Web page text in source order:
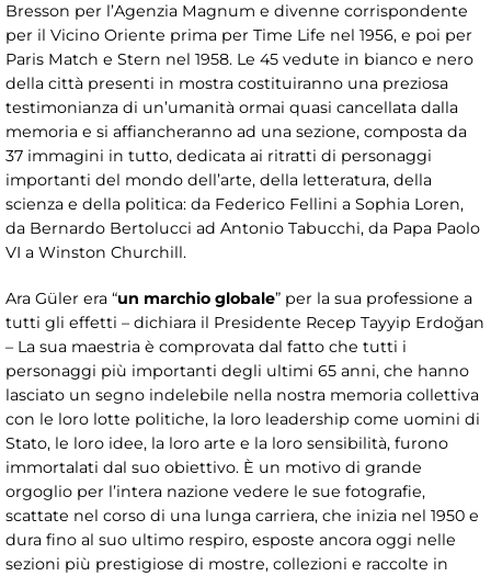
Bresson per l’Agenzia Magnum e divenne corrispondente
per il Vicino Oriente prima per Time Life nel 1956, e poi per
Paris Match e Stern nel 1958. Le 45 vedute in bianco e nero
della città presenti in mostra costituiranno una preziosa
testimonianza di un’umanità ormai quasi cancellata dalla
memoria e si affiancheranno ad una sezione, composta da
37 immagini in tutto, dedicata ai ritratti di personaggi
importanti del mondo dell’arte, della letteratura, della
scienza e della politica: da Federico Fellini a Sophia Loren,
da Bernardo Bertolucci ad Antonio Tabucchi, da Papa Paolo
VI a Winston Churchill.
Ara Güler era “un marchio globale” per la sua professione a
tutti gli effetti – dichiara il Presidente Recep Tayyip Erdoğan
– La sua maestria è comprovata dal fatto che tutti i
personaggi più importanti degli ultimi 65 anni, che hanno
lasciato un segno indelebile nella nostra memoria collettiva
con le loro lotte politiche, la loro leadership come uomini di
Stato, le loro idee, la loro arte e la loro sensibilità, furono
immortalati dal suo obiettivo. È un motivo di grande
orgoglio per l’intera nazione vedere le sue fotografie,
scattate nel corso di una lunga carriera, che inizia nel 1950 e
dura fino al suo ultimo respiro, esposte ancora oggi nelle
sezioni più prestigiose di mostre, collezioni e raccolte in